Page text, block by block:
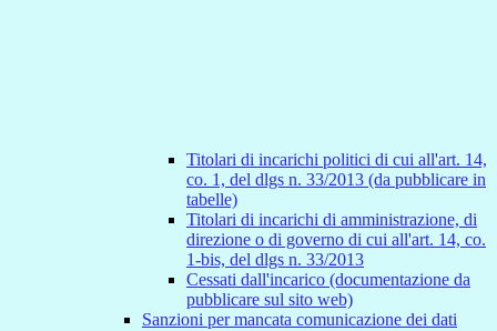
Titolari di incarichi politici di cui all'art. 14,
co. 1, del dlgs n. 33/2013 (da pubblicare in
tabelle)
Titolari di incarichi di amministrazione, di
direzione o di governo di cui all'art. 14, co.
1-bis, del dlgs n. 33/2013
Cessati dall'incarico (documentazione da
pubblicare sul sito web)
Sanzioni per mancata comunicazione dei dati